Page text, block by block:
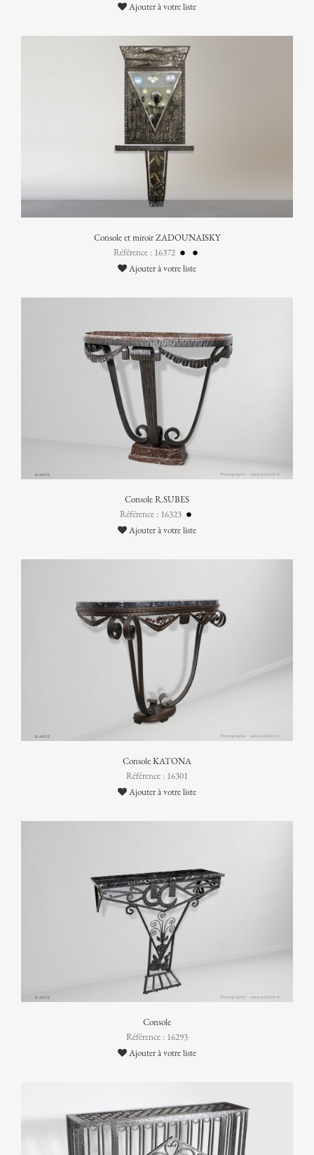
Ajouter à votre liste
Console et miroir ZADOUNAISKY
Référence : 16372
Ajouter à votre liste
Console R.SUBES
Référence : 16323
Ajouter à votre liste
Console KATONA
Référence : 16301
Ajouter à votre liste
Console
Référence : 16293
Ajouter à votre liste